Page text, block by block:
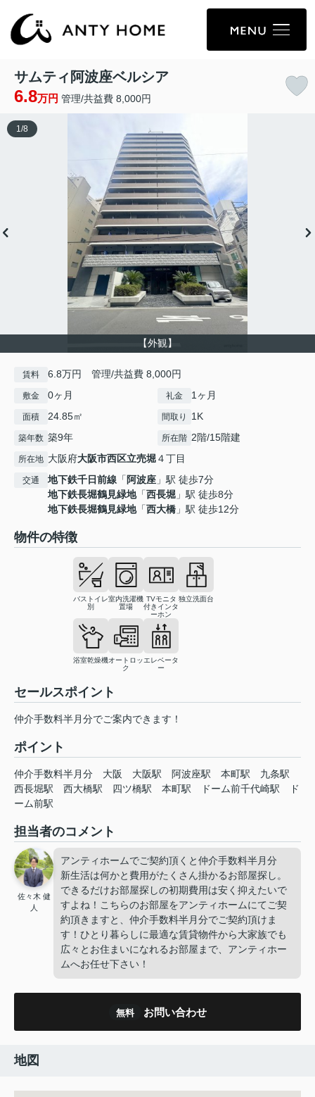
サムティ阿波座ベルシア
6.8万円 管理/共益費 8,000円
【外観】
1 /8
賃料 6.8万円 管理/共益費 8,000円
敷金 0ヶ月 礼金 1ヶ月
面積 24.85㎡ 間取り 1K
築年数 築9年 所在階 2階/15階建
所在地 大阪府大阪市西区立売堀４丁目
交通 地下鉄千日前線 「 阿波座 」駅 徒歩7分
地下鉄長堀鶴見緑地「西長堀 」駅 徒歩8分
地下鉄長堀鶴見緑地「西大橋 」駅 徒歩12分
物件の特徴
バストイレ
別
室内洗濯機
置場
TVモニタ
付きインタ
ーホン
独立洗面台
浴室乾燥機オートロッ
ク
エレベータ
ー
セールスポイント
仲介手数料半月分でご案内できます！
ポイント
仲介手数料半月分 大阪 大阪駅 阿波座駅 本町駅
九条駅
西長堀駅
西大橋駅 四ツ橋駅 本町駅 ドーム前千代崎駅
ド
ーム前駅
担当者のコメント
佐々木 健
人
アンティホームでご契約頂くと仲介手数料半月分
新生活は何かと費用がたくさん掛かるお部屋探し。
できるだけお部屋探しの初期費用は安く抑えたいで
すよね！こちらのお部屋をアンティホームにてご契
約頂きますと、仲介手数料半月分でご契約頂けま
す！ひとり暮らしに最適な賃貸物件から大家族でも
広々とお住まいになれるお部屋まで、アンティホー
ムへお任せ下さい！
無料 お問い合わせ
地図